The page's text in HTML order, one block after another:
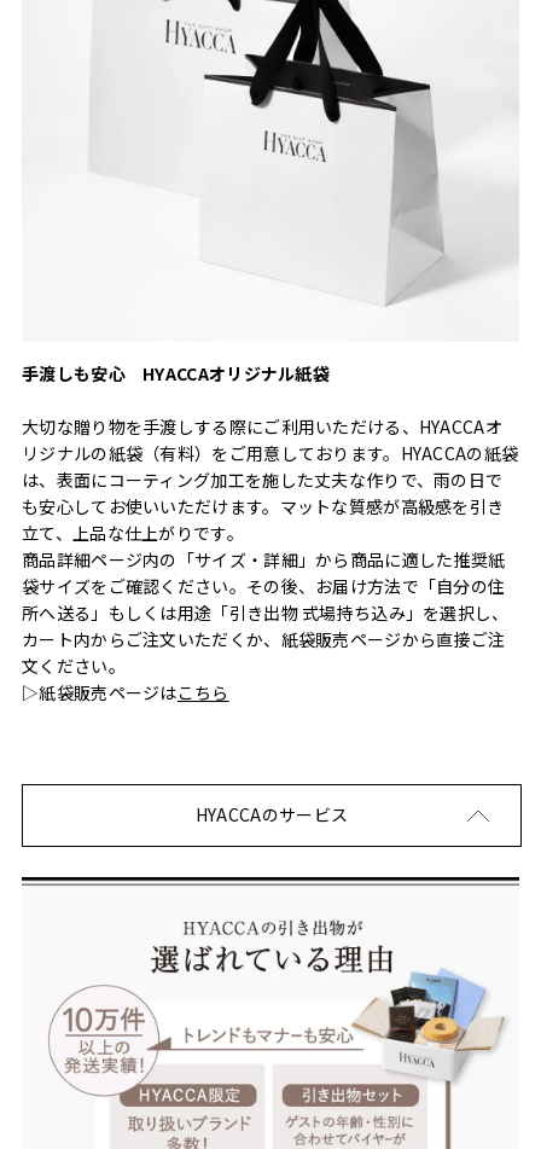
手渡しも安心 HYACCAオリジナル紙袋
大切な贈り物を手渡しする際にご利用いただける、HYACCAオ
リジナルの紙袋（有料）をご用意しております。HYACCAの紙袋
は、表面にコーティング加工を施した丈夫な作りで、雨の日で
も安心してお使いいただけます。マットな質感が高級感を引き
立て、上品な仕上がりです。
商品詳細ページ内の「サイズ・詳細」から商品に適した推奨紙
袋サイズをご確認ください。その後、お届け方法で「自分の住
所へ送る」もしくは用途「引き出物 式場持ち込み」を選択し、
カート内からご注文いただくか、紙袋販売ページから直接ご注
文ください。
▷紙袋販売ページはこちら
HYACCAのサービス